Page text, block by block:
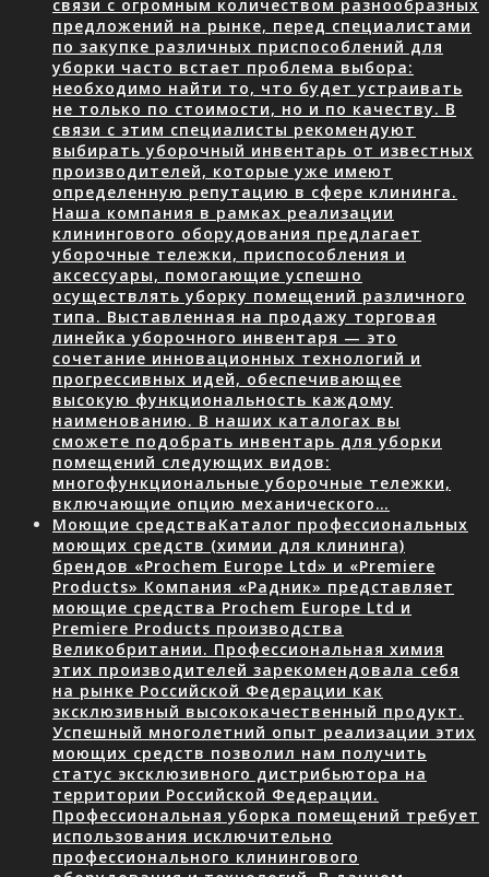
связи с огромным количеством разнообразных
предложений на рынке, перед специалистами
по закупке различных приспособлений для
уборки часто встает проблема выбора:
необходимо найти то, что будет устраивать
не только по стоимости, но и по качеству. В
связи с этим специалисты рекомендуют
выбирать уборочный инвентарь от известных
производителей, которые уже имеют
определенную репутацию в сфере клининга.
Наша компания в рамках реализации
клинингового оборудования предлагает
уборочные тележки, приспособления и
аксессуары, помогающие успешно
осуществлять уборку помещений различного
типа. Выставленная на продажу торговая
линейка уборочного инвентаря — это
сочетание инновационных технологий и
прогрессивных идей, обеспечивающее
высокую функциональность каждому
наименованию. В наших каталогах вы
сможете подобрать инвентарь для уборки
помещений следующих видов:
многофункциональные уборочные тележки,
включающие опцию механического…
Моющие средстваКаталог профессиональных
моющих средств (химии для клининга)
брендов «Prochem Europe Ltd» и «Premiere
Products» Компания «Радник» представляет
моющие средства Prochem Europe Ltd и
Premiere Products производства
Великобритании. Профессиональная химия
этих производителей зарекомендовала себя
на рынке Российской Федерации как
эксклюзивный высококачественный продукт.
Успешный многолетний опыт реализации этих
моющих средств позволил нам получить
статус эксклюзивного дистрибьютора на
территории Российской Федерации.
Профессиональная уборка помещений требует
использования исключительно
профессионального клинингового